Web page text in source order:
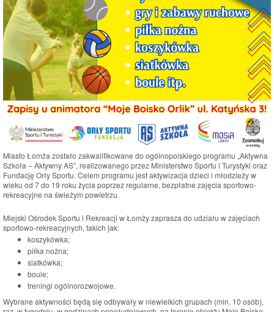
Miasto Łomża zostało zakwalifikowane do ogólnopolskiego programu „Aktywna
Szkoła – Aktywny AS”, realizowanego przez Ministerstwo Sportu i Turystyki oraz
Fundację Orły Sportu. Celem programu jest aktywizacja dzieci i młodzieży w
wieku od 7 do 19 roku życia poprzez regularne, bezpłatne zajęcia sportowo-
rekreacyjne na świeżym powietrzu.
Miejski Ośrodek Sportu i Rekreacji w Łomży zaprasza do udziału w zajęciach
sportowo-rekreacyjnych, takich jak:
koszykówka;
piłka nożna;
siatkówka;
boule;
treningi ogólnorozwojowe.
Wybrane aktywności będą się odbywały w niewielkich grupach (min. 10 osób),